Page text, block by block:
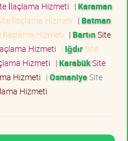
İlaçlama Hizmeti | Karaman
İlaçlama Hizmeti | Batman
İlaçlama Hizmeti | BartınSite
Hizmeti | IğdırSite
Hizmeti | KarabükSite
Hizmeti | OsmaniyeSite
Hizmeti